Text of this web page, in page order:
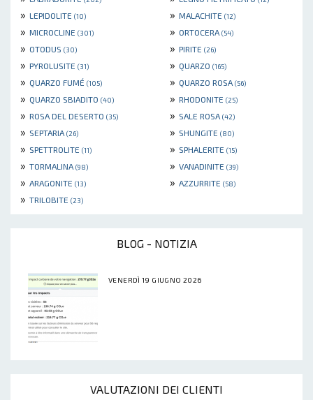
» LEPIDOLITE (10) » MALACHITE (12)
» MICROCLINE (301) » ORTOCERA (54)
» OTODUS (30) » PIRITE (26)
» PYROLUSITE (31) » QUARZO (165)
» QUARZO FUMÉ (105) » QUARZO ROSA (56)
» QUARZO SBIADITO (40) » RHODONITE (25)
» ROSA DEL DESERTO (35) » SALE ROSA (42)
» SEPTARIA (26) » SHUNGITE (80)
» SPETTROLITE (11) » SPHALERITE (15)
» TORMALINA (98) » VANADINITE (39)
» ARAGONITE (13) » AZZURRITE (58)
» TRILOBITE (23)
BLOG - NOTIZIA
VENERDÌ 19 GIUGNO 2026
VALUTAZIONI DEI CLIENTI